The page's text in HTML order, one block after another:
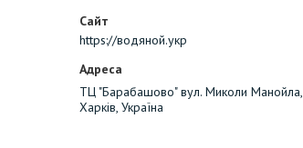
https://водяной.укр
ТЦ "Барабашово" вул. Миколи Манойла,
Харків, Україна